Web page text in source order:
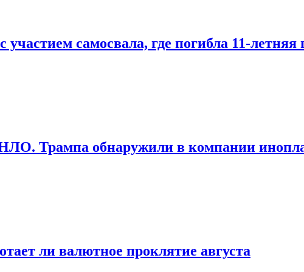
самосвала, где погибла 11-
НЛО. Трампа обнаружили в компании
ли валютное проклятие августа